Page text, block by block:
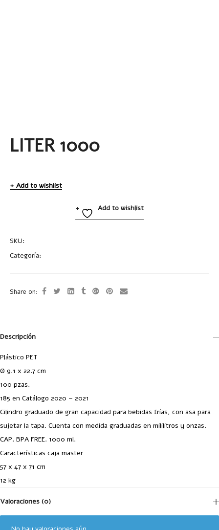
LITER 1000
Add to wishlist
Add to wishlist
SKU:
Categoría:
Share on:
Descripción
Plástico PET
Ø 9.1 x 22.7 cm
100 pzas.
185 en Catálogo 2020 – 2021
Cilindro graduado de gran capacidad para bebidas frías, con asa para
sujetar la tapa. Cuenta con medida graduadas en mililitros y onzas.
CAP. BPA FREE. 1000 ml.
Características caja master
57 x 47 x 71 cm
12 kg
Valoraciones (0)